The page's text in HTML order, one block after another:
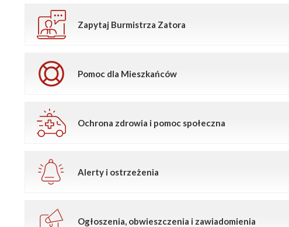
Zapytaj Burmistrza Zatora
Pomoc dla Mieszkańców
Ochrona zdrowia i pomoc społeczna
Alerty i ostrzeżenia
Ogłoszenia, obwieszczenia i zawiadomienia